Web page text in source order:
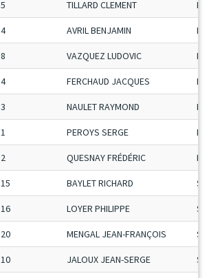
5 TILLARD CLEMENT
4 AVRIL BENJAMIN
8 VAZQUEZ LUDOVIC
4 FERCHAUD JACQUES
3 NAULET RAYMOND
1 PEROYS SERGE
2 QUESNAY FRÉDÉRIC
15 BAYLET RICHARD
16 LOYER PHILIPPE
20 MENGAL JEAN-FRANÇOIS
10 JALOUX JEAN-SERGE